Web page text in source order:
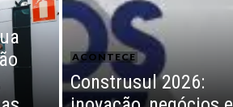
ACONTECE
Construsul 2026: